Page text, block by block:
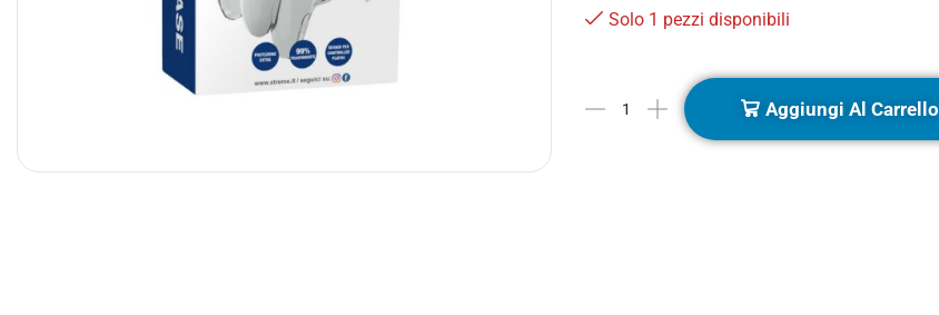
Solo 1 pezzi disponibili
Aggiungi Al Carrello